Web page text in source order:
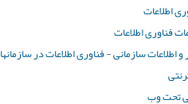
اطلاعات
فناوری اطلاعات
اطلاعات سازمانی - فناوری اطلاعات در سازمانها
تحت وب